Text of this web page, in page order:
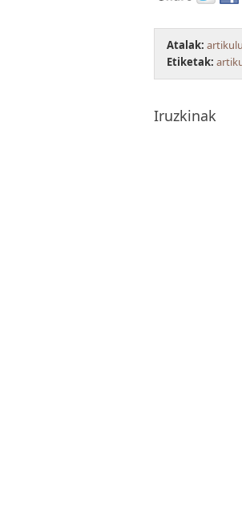
Atalak:
Etiketak:
Iruzkinak